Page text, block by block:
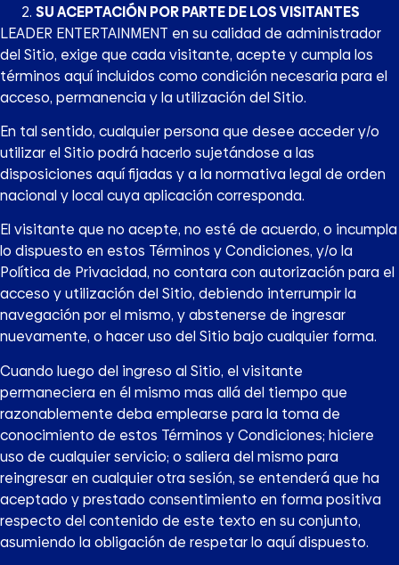
SU ACEPTACIÓN POR PARTE DE LOS VISITANTES
LEADER ENTERTAINMENT en su calidad de administrador
del Sitio, exige que cada visitante, acepte y cumpla los
términos aquí incluidos como condición necesaria para el
acceso, permanencia y la utilización del Sitio.
En tal sentido, cualquier persona que desee acceder y/o
utilizar el Sitio podrá hacerlo sujetándose a las
disposiciones aquí fijadas y a la normativa legal de orden
nacional y local cuya aplicación corresponda.
El visitante que no acepte, no esté de acuerdo, o incumpla
lo dispuesto en estos Términos y Condiciones, y/o la
Política de Privacidad, no contara con autorización para el
acceso y utilización del Sitio, debiendo interrumpir la
navegación por el mismo, y abstenerse de ingresar
nuevamente, o hacer uso del Sitio bajo cualquier forma.
Cuando luego del ingreso al Sitio, el visitante
permaneciera en él mismo mas allá del tiempo que
razonablemente deba emplearse para la toma de
conocimiento de estos Términos y Condiciones; hiciere
uso de cualquier servicio; o saliera del mismo para
reingresar en cualquier otra sesión, se entenderá que ha
aceptado y prestado consentimiento en forma positiva
respecto del contenido de este texto en su conjunto,
asumiendo la obligación de respetar lo aquí dispuesto.